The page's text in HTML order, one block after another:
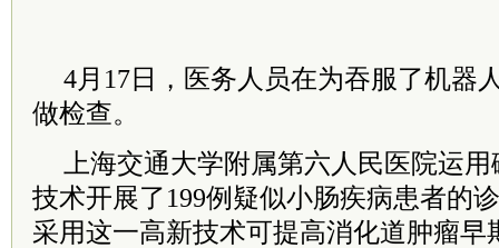
4月17日，医务人员在为吞服了机器
做检查。
上海交通大学附属第六人民医院运
技术开展了199例疑似小肠疾病患者的
采用这一高新技术可提高消化道肿瘤早